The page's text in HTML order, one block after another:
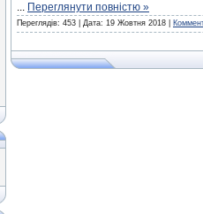
... Переглянути повністю »
Переглядів: 453 | Дата: 19 Жовтня 2018